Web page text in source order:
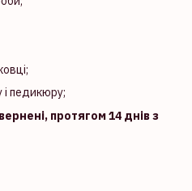
і педикюру;
протягом 14 днів з